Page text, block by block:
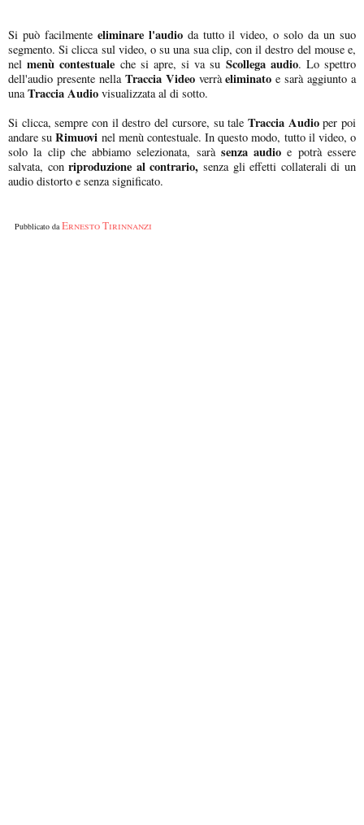
Si può facilmente eliminare l'audioda tutto il video, o solo da un suo
segmento. Si clicca sul video, o su una sua clip, con il destro del mouse e,
nel menù contestuale che si apre, si va su Scollega audio. Lo spettro
dell'audio presente nella Traccia Videoverràeliminato e sarà aggiunto a
unaTraccia Audio visualizzata al di sotto.
Si clicca, sempre con il destro del cursore, su tale Traccia Audioper poi
andare su Rimuovi nel menù contestuale. In questo modo, tutto il video, o
solo la clip che abbiamo selezionata, sarà senza audio e potrà essere
salvata, conriproduzione al contrario, senza gli effetti collaterali di un
audio distorto e senza significato.
Pubblicato da Ernesto Tirinnanzi